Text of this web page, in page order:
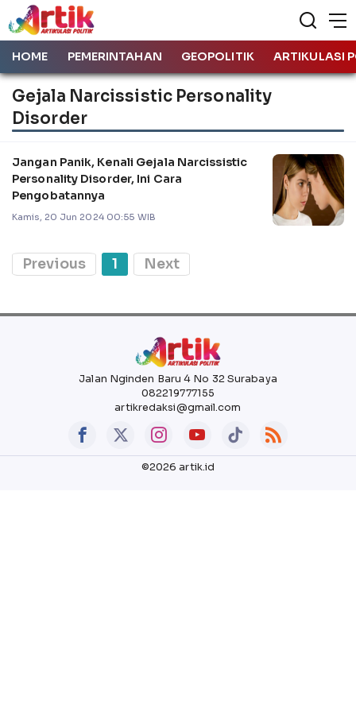
HOME PEMERINTAHAN GEOPOLITIK ARTIKULASI
Gejala Narcissistic Personality
Disorder
Jangan Panik, Kenali Gejala Narcissistic
Personality Disorder, Ini Cara
Pengobatannya
Kamis, 20 Jun 2024 00:55 WIB
Previous 1 Next
Jalan Nginden Baru 4 No 32 Surabaya
082219777155
artikredaksi@gmail.com
©2026 artik.id